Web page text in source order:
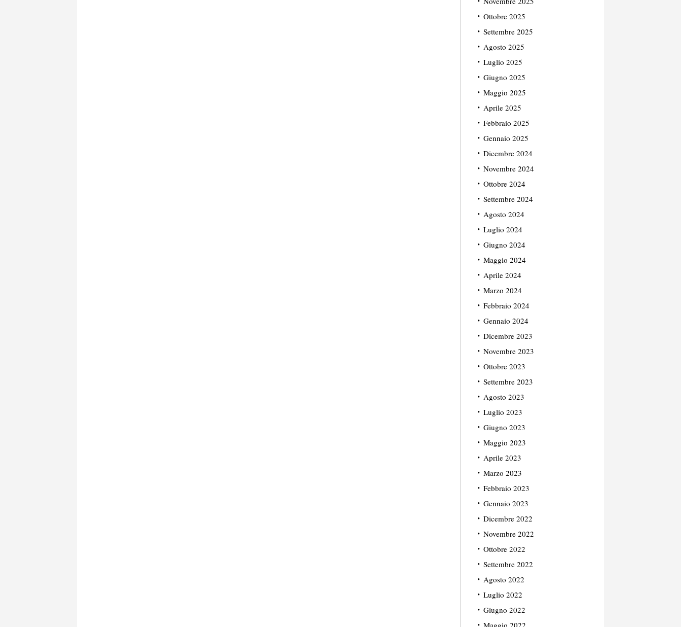
Ottobre 2025
Settembre 2025
Agosto 2025
Luglio 2025
Giugno 2025
Maggio 2025
Aprile 2025
Febbraio 2025
Gennaio 2025
Dicembre 2024
Novembre 2024
Ottobre 2024
Settembre 2024
Agosto 2024
Luglio 2024
Giugno 2024
Maggio 2024
Aprile 2024
Marzo 2024
Febbraio 2024
Gennaio 2024
Dicembre 2023
Novembre 2023
Ottobre 2023
Settembre 2023
Agosto 2023
Luglio 2023
Giugno 2023
Maggio 2023
Aprile 2023
Marzo 2023
Febbraio 2023
Gennaio 2023
Dicembre 2022
Novembre 2022
Ottobre 2022
Settembre 2022
Agosto 2022
Luglio 2022
Giugno 2022
Maggio 2022